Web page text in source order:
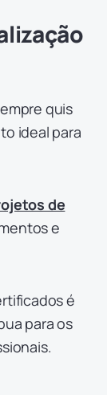
quis
ideal para
de
e
é
para os